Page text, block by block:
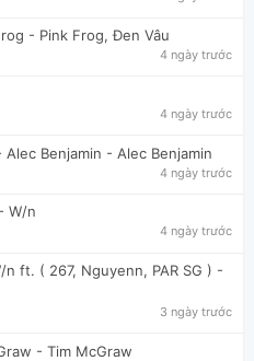
- Pink Frog, Đen Vâu
4 ngày trước
4 ngày trước
Alec Benjamin - Alec Benjamin
4 ngày trước
- W/n
4 ngày trước
n ft. ( 267, Nguyenn, PAR SG ) -
3 ngày trước
- Tim McGraw